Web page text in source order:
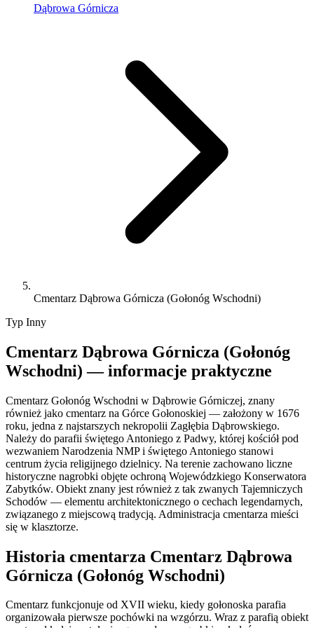
Dąbrowa Górnicza
Cmentarz Dąbrowa Górnicza (Gołonóg Wschodni)
Typ Inny
Cmentarz Dąbrowa Górnicza (Gołonóg
Wschodni) — informacje praktyczne
Cmentarz Gołonóg Wschodni w Dąbrowie Górniczej, znany
również jako cmentarz na Górce Gołonoskiej — założony w 1676
roku, jedna z najstarszych nekropolii Zagłębia Dąbrowskiego.
Należy do parafii świętego Antoniego z Padwy, której kościół pod
wezwaniem Narodzenia NMP i świętego Antoniego stanowi
centrum życia religijnego dzielnicy. Na terenie zachowano liczne
historyczne nagrobki objęte ochroną Wojewódzkiego Konserwatora
Zabytków. Obiekt znany jest również z tak zwanych Tajemniczych
Schodów — elementu architektonicznego o cechach legendarnych,
związanego z miejscową tradycją. Administracja cmentarza mieści
się w klasztorze.
Historia cmentarza Cmentarz Dąbrowa
Górnicza (Gołonóg Wschodni)
Cmentarz funkcjonuje od XVII wieku, kiedy gołonoska parafia
organizowała pierwsze pochówki na wzgórzu. Wraz z parafią obiekt